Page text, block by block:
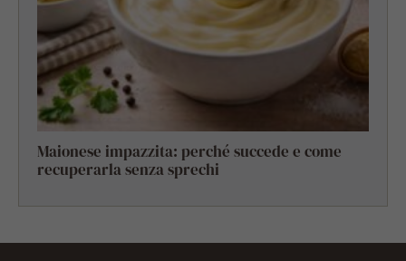
Maionese impazzita: perché succede e come
recuperarla senza sprechi